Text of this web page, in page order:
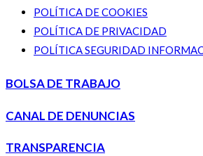
POLÍTICA DE COOKIES
POLÍTICA DE PRIVACIDAD
POLÍTICA SEGURIDAD
BOLSA DE TRABAJO
CANAL DE DENUNCIAS
TRANSPARENCIA